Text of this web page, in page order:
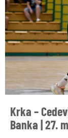
Krka –
Banka | 27.